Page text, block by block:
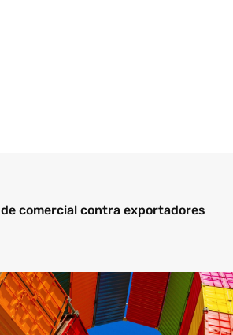
comercial contra exportadores